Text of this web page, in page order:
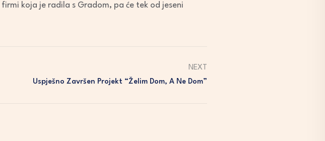
koja je radila s Gradom, pa će tek od jeseni
NEXT
Uspješno Završen Projekt “Želim Dom, A Ne Dom”